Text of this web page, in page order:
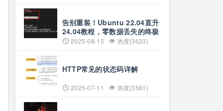
告别重装！Ubuntu 22.04直升
24.04教程，零数据丢失的终极
方案2025-08-15 热度{3623}
HTTP常见的状态码详解
2025-07-11 热度{3561}